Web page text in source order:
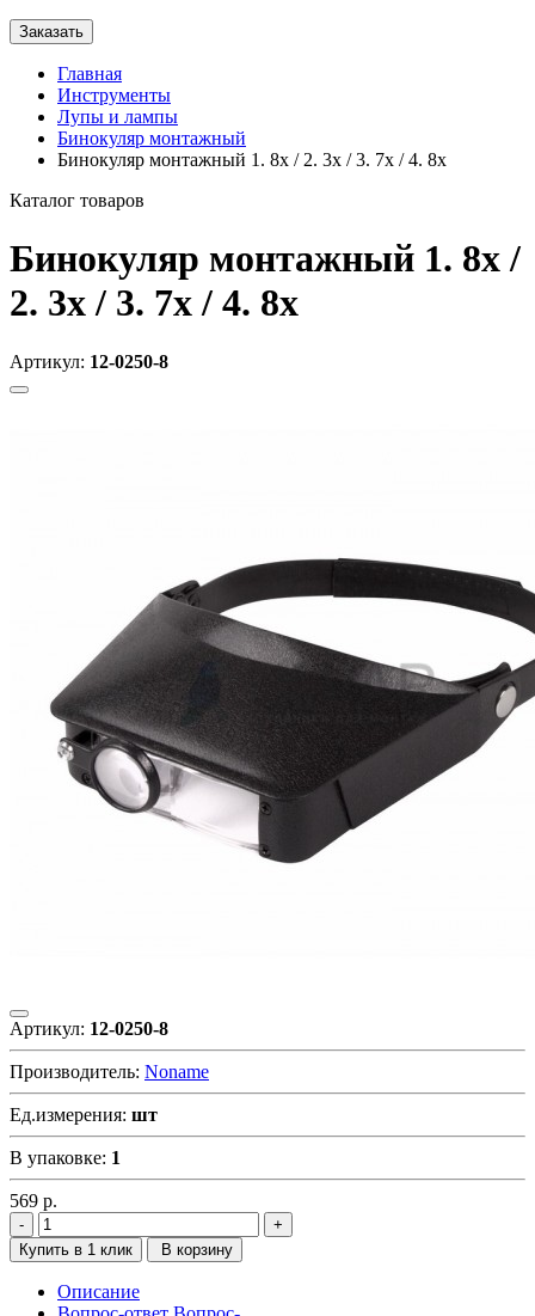
Заказать
Главная
Инструменты
Лупы и лампы
Бинокуляр монтажный
Бинокуляр монтажный 1. 8x / 2. 3x / 3. 7x / 4. 8x
Каталог товаров
Бинокуляр монтажный 1. 8x /
2. 3x / 3. 7x / 4. 8x
Артикул: 12-0250-8
Артикул: 12-0250-8
Производитель: Noname
Ед.измерения: шт
В упаковке: 1
569 р.
Купить в 1 клик В корзину
Описание